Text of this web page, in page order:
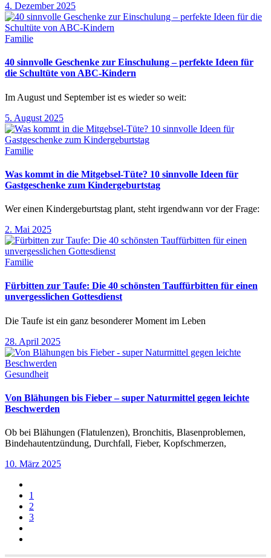
4. Dezember 2025
Familie
40 sinnvolle Geschenke zur Einschulung – perfekte Ideen für
die Schultüte von ABC-Kindern
Im August und September ist es wieder so weit:
5. August 2025
Familie
Was kommt in die Mitgebsel-Tüte? 10 sinnvolle Ideen für
Gastgeschenke zum Kindergeburtstag
Wer einen Kindergeburtstag plant, steht irgendwann vor der Frage:
2. Mai 2025
Familie
Fürbitten zur Taufe: Die 40 schönsten Tauffürbitten für einen
unvergesslichen Gottesdienst
Die Taufe ist ein ganz besonderer Moment im Leben
28. April 2025
Gesundheit
Von Blähungen bis Fieber – super Naturmittel gegen leichte
Beschwerden
Ob bei Blähungen (Flatulenzen), Bronchitis, Blasenproblemen,
Bindehautentzündung, Durchfall, Fieber, Kopfschmerzen,
10. März 2025
1
2
3